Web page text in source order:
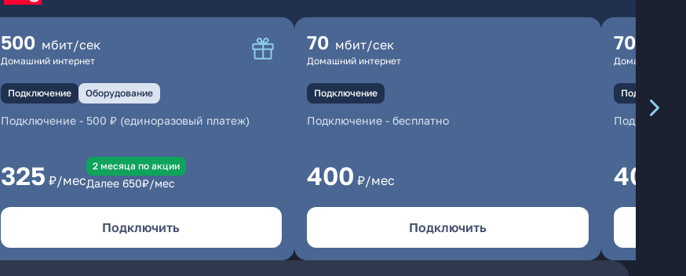
500 мбит/сек
Домашний интернет
Подключение Оборудование
Подключение- 500 ₽ (единоразовый платеж)
325 ₽/мес
2 месяцa по акции
Далее 650₽/мес
Подключить
70 мбит/сек
Домашний интернет
Подключение
Подключение - бесплатно
400 ₽/мес
Подключить
70
Домашний
Подключение
400